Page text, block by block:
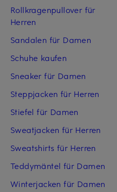
Rollkragenpullover für
Herren
Sandalen für Damen
Schuhe kaufen
Sneaker für Damen
Steppjacken für Herren
Stiefel für Damen
Sweatjacken für Herren
Sweatshirts für Herren
Teddymäntel für Damen
Winterjacken für Damen